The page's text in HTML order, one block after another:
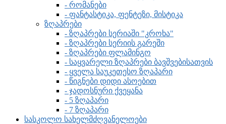
- რომანები
- ფანტასტიკა, ფენტეზი, მისტიკა
ზღაპრები
- ზღაპრები სერიაში "კროხა"
- ზღაპრები სერიის გარეში
- ზღაპრები ფლამინგო
- საყვარელი ზღაპრები ბავშვებისათვის
- ყველა საუკეთესო ზღაპარი
- წიგნები დიდი ასოებით
- ჯადოსნური ქვეყანა
- 5 ზღაპარი
- 7 ზღაპარი
სასკოლო სახელმძღვანელოები